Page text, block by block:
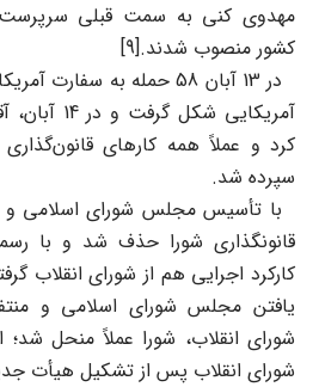
مهدوی کنی به سمت قبلی سرپرست
کشور منصوب شدند.[9]
در 13 آبان 58 حمله به
آمریکایی
کرد و عملاً همه کارهای
سپرده شد.
با تأسیس مجلس شورای اسلامی و
قانونگذاری شورا حذف شد و با
کارکرد اجرایی هم از شورای انقلاب
یافتن مجلس شورای اسلامی و
شورای انقلاب، شورا عملاً منحل
شورای انقلاب پس از تشکیل هیأت